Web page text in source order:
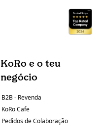
KoRo e o teu
negócio
B2B - Revenda
KoRo Cafe
Pedidos de Colaboração